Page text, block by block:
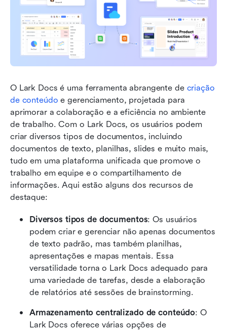
O Lark Docs é uma ferramenta abrangente de criação
de conteúdo e gerenciamento, projetada para
aprimorar a colaboração e a eficiência no ambiente
de trabalho. Com o Lark Docs, os usuários podem
criar diversos tipos de documentos, incluindo
documentos de texto, planilhas, slides e muito mais,
tudo em uma plataforma unificada que promove o
trabalho em equipe e o compartilhamento de
informações. Aqui estão alguns dos recursos de
destaque:
Diversos tipos de documentos: Os usuários
podem criar e gerenciar não apenas documentos
de texto padrão, mas também planilhas,
apresentações e mapas mentais. Essa
versatilidade torna o Lark Docs adequado para
uma variedade de tarefas, desde a elaboração
de relatórios até sessões de brainstorming.
Armazenamento centralizado de conteúdo: O
Lark Docs oferece várias opções de